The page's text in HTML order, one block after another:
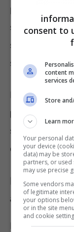
pensionistico,
sul proprio
sul sito web
sezione
In seguito,
prestazione
sezione
cliccare su
Importi
anticipata
Dal momento
consent to
content
services
Store
Learn
Your personal
your device
data) may be
partners, or used
may use precise
Some vendors
of legitimate
your options
or in the site
and cookie